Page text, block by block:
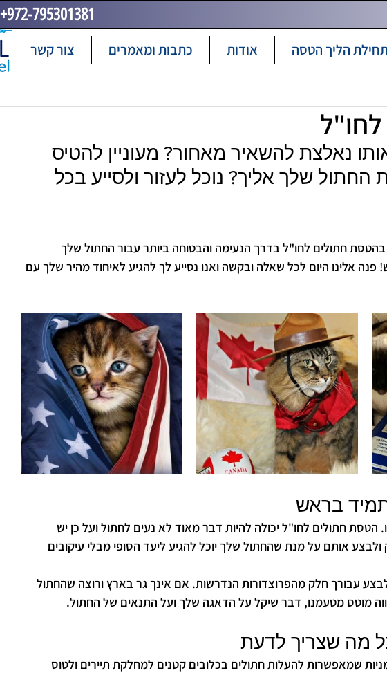
+972-795301381
הליך הטסה אודות כתבות ומאמרים צור קשר
נאלצת להשאיר מאחור? מעוניין להטיס
החתול שלך אליך? נוכל לעזור ולסייע בכל
בהטסת חתולים לחו"ל בדרך הנעימה והבטוחה ביותר עבור החתול שלך
אלינו היום לכל שאלה ובקשה ואנו נסייע לך להגיע לאיחוד מהיר שלך עם
תמיד בראש
הטסת חתולים לחו"ל יכולה להיות דבר מאוד לא נעים לחתול ועל כן יש
אותם על מנת שהחתול שלך יוכל להגיע ליעד הסופי מבלי עיקובים
עבורך חלק מהפרוצדורות הנדרשות. אם אינך גר בארץ ורוצה שהחתול
מוטס מטעמנו, דבר שיקל על הדאגה שלך ועל התנאים של החתול.
מה שצריך לדעת
שמאפשרות להעלות חתולים בכלובים קטנים למחלקת תיירים ולטוס